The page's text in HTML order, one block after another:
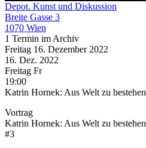
Depot. Kunst und Diskussion
Breite Gasse 3
1070 Wien
1 Termin im Archiv
Freitag 16. Dezember 2022
16. Dez. 2022
Freitag Fr
19:00
Katrin Hornek: Aus Welt zu
Vortrag
Katrin Hornek: Aus Welt zu
#3